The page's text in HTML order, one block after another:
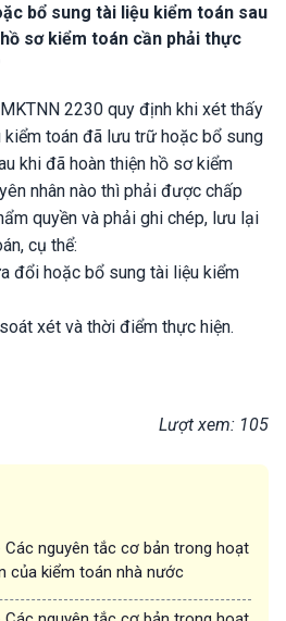
bổ sung tài liệu kiểm toán sau
sơ kiểm toán cần phải thực
2230 quy định khi xét thấy
toán đã lưu trữ hoặc bổ sung
khi đã hoàn thiện hồ sơ kiểm
nhân nào thì phải được chấp
quyền và phải ghi chép, lưu lại
cụ thể:
đổi hoặc bổ sung tài liệu kiểm
xét và thời điểm thực hiện.
Lượt xem: 105
Các nguyên tắc cơ bản trong hoạt
của kiểm toán nhà nước